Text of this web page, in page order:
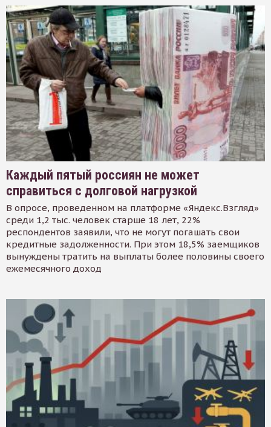
Каждый пятый россиян не может
справиться с долговой нагрузкой
В опросе, проведенном на платформе «Яндекс.Взгляд»
среди 1,2 тыс. человек старше 18 лет, 22%
респондентов заявили, что не могут погашать свои
кредитные задолженности. При этом 18,5% заемщиков
вынуждены тратить на выплаты более половины своего
ежемесячного доход